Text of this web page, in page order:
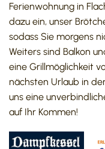
Ferienwohnung in
dazu ein, unser
sodass Sie morgens
Weiters sind Balkon
eine Grillmöglichkeit
nächsten Urlaub in
uns eine
auf Ihr Kommen!